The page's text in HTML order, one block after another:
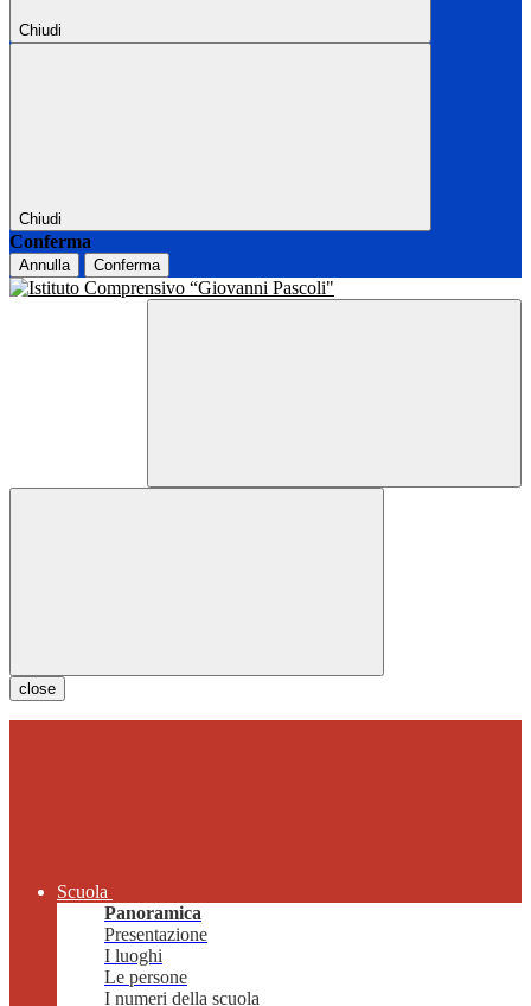
Chiudi
Chiudi
Conferma
Annulla Conferma
close
Scuola
Panoramica
Presentazione
I luoghi
Le persone
I numeri della scuola